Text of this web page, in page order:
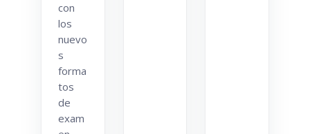
con
los
nuevo
s
forma
tos
de
exam